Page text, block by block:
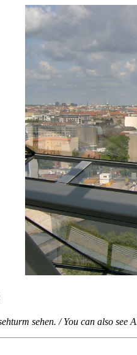
sehen. / You can also see